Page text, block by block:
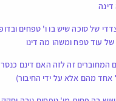
של סוכה שיש בו ו' טפחים
עוד טפח ומשהו מה דינו
המחוברים זה לזה האם דינם כנסר
אחד מהם אלא על ידי החיבור)